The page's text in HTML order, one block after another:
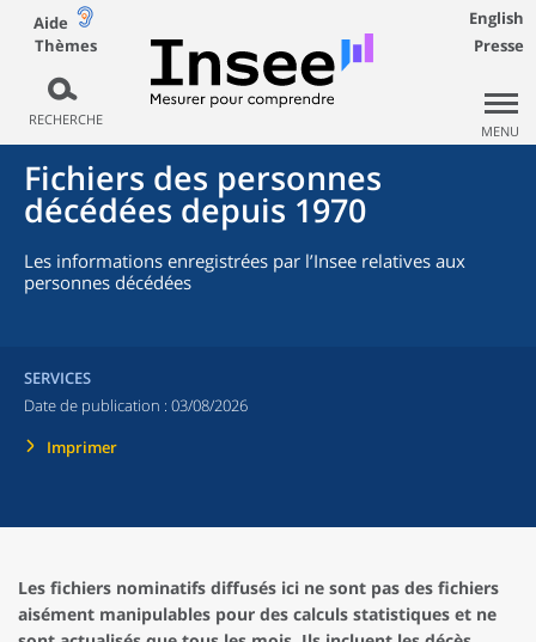
Aide
Thèmes
RECHERCHE
English
Presse
MENU
Fichiers des personnes
décédées depuis 1970
Les informations enregistrées par l’Insee relatives aux
personnes décédées
SERVICES
Date de publication : 03/08/2026
Imprimer
Les fichiers nominatifs diffusés ici ne sont pas des fichiers
aisément manipulables pour des calculs statistiques et ne